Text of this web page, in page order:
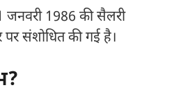
जनवरी 1986 की सैलरी
संशोधित की गई है।